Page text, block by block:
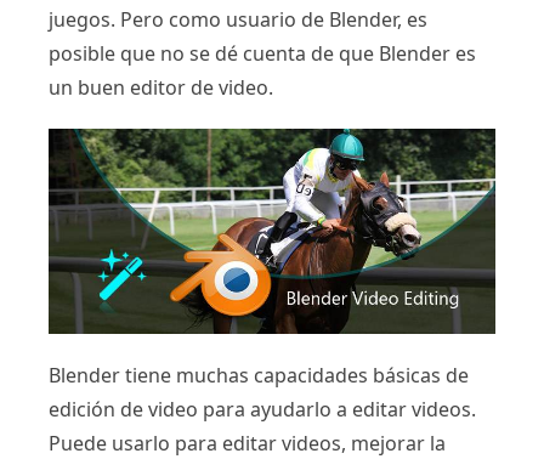
juegos. Pero como usuario de Blender, es
posible que no se dé cuenta de que Blender es
un buen editor de video.
Blender tiene muchas capacidades básicas de
edición de video para ayudarlo a editar videos.
Puede usarlo para editar videos, mejorar la